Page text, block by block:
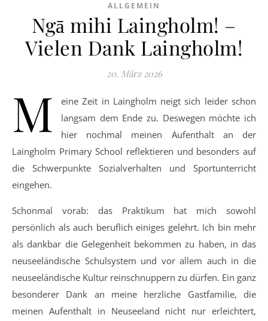
ALLGEMEIN
Ngā mihi Laingholm! –
Vielen Dank Laingholm!
20. März 2026
M
eine Zeit in Laingholm neigt sich leider schon
langsam dem Ende zu. Deswegen möchte ich
hier nochmal meinen Aufenthalt an der
Laingholm Primary School reflektieren und besonders auf
die Schwerpunkte Sozialverhalten und Sportunterricht
eingehen.
Schonmal vorab: das Praktikum hat mich sowohl
persönlich als auch beruflich einiges gelehrt. Ich bin mehr
als dankbar die Gelegenheit bekommen zu haben, in das
neuseeländische Schulsystem und vor allem auch in die
neuseeländische Kultur reinschnuppern zu dürfen. Ein ganz
besonderer Dank an meine herzliche Gastfamilie, die
meinen Aufenthalt in Neuseeland nicht nur erleichtert,